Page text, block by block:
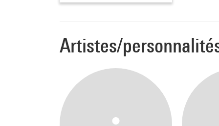
Artistes/